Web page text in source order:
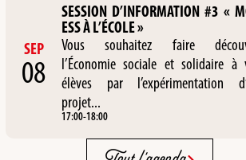
SEP
08
SESSION D’INFORMATION #3 «
ESS À L’ÉCOLE »
Vous souhaitez faire
l’Économie sociale et solidaire à
élèves par l’expérimentation
projet...
17:00-18:00